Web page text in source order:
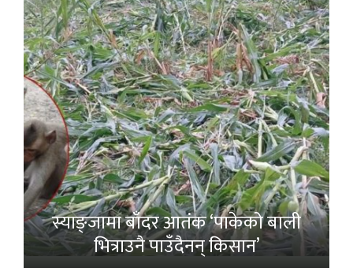
स्याङ्जामा बाँदर आतंक ‘पाकेको बाली
भित्राउनै पाउँदैनन् किसान’